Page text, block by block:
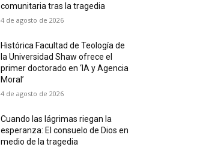
comunitaria tras la tragedia
4 de agosto de 2026
Histórica Facultad de Teología de
la Universidad Shaw ofrece el
primer doctorado en ‘IA y Agencia
Moral’
4 de agosto de 2026
Cuando las lágrimas riegan la
esperanza: El consuelo de Dios en
medio de la tragedia